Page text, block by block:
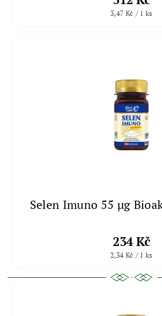
3,47 Kč / 1 ks
Selen Imuno 55 µg
234 Kč
2,34 Kč / 1 ks